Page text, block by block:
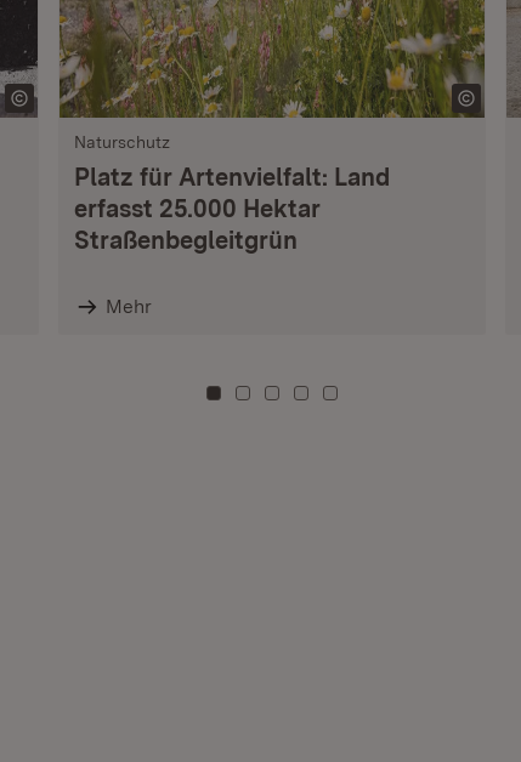
Naturschutz
Platz für Artenvielfalt: Land
erfasst 25.000 Hektar
Straßenbegleitgrün
Mehr
Zu Kachel: 0
Zu Kachel: 3
Zu Kachel: 6
Zu Kachel: 9
Zu Kachel: 12